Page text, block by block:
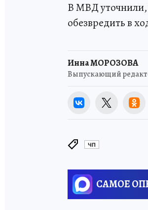
В МВД
обезвредить в
Инна МОРОЗОВА
Выпускающий
ЧП
САМОЕ